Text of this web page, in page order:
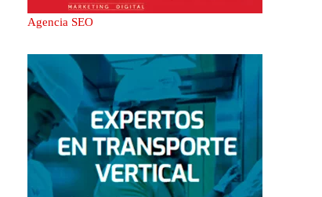
Agencia SEO